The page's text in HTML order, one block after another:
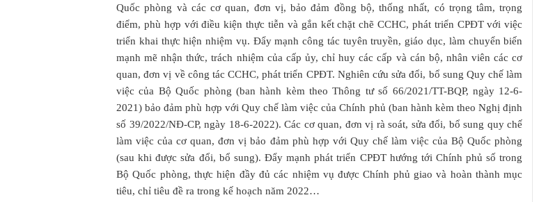
Quốc phòng và các cơ quan, đơn vị, bảo đảm đồng bộ, thống nhất, có trọng tâm, trọng
điểm, phù hợp với điều kiện thực tiễn và gắn kết chặt chẽ CCHC, phát triển CPĐT với việc
triển khai thực hiện nhiệm vụ. Đẩy mạnh công tác tuyên truyền, giáo dục, làm chuyển biến
mạnh mẽ nhận thức, trách nhiệm của cấp ủy, chỉ huy các cấp và cán bộ, nhân viên các cơ
quan, đơn vị về công tác CCHC, phát triển CPĐT. Nghiên cứu sửa đổi, bổ sung Quy chế làm
việc của Bộ Quốc phòng (ban hành kèm theo Thông tư số 66/2021/TT-BQP, ngày 12-6-
2021) bảo đảm phù hợp với Quy chế làm việc của Chính phủ (ban hành kèm theo Nghị định
số 39/2022/NĐ-CP, ngày 18-6-2022). Các cơ quan, đơn vị rà soát, sửa đổi, bổ sung quy chế
làm việc của cơ quan, đơn vị bảo đảm phù hợp với Quy chế làm việc của Bộ Quốc phòng
(sau khi được sửa đổi, bổ sung). Đẩy mạnh phát triển CPĐT hướng tới Chính phủ số trong
Bộ Quốc phòng, thực hiện đầy đủ các nhiệm vụ được Chính phủ giao và hoàn thành mục
tiêu, chỉ tiêu đề ra trong kế hoạch năm 2022…